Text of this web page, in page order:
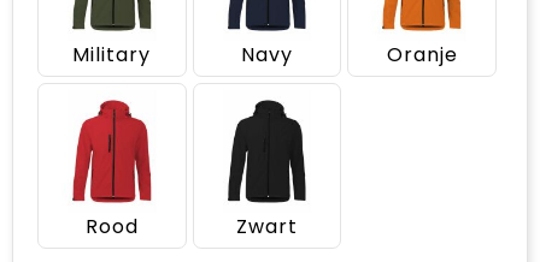
Military Navy Oranje
Rood Zwart